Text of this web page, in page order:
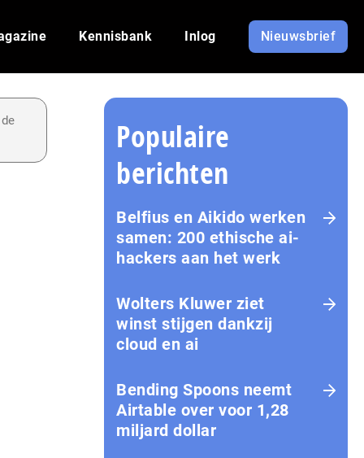
Kennisbank Inlog Nieuwsbrief
Populaire
berichten
Belfius en Aikido werken
samen: 200 ethische ai-
hackers aan het werk
Wolters Kluwer ziet
winst stijgen dankzij
cloud en ai
Bending Spoons neemt
Airtable over voor 1,28
miljard dollar